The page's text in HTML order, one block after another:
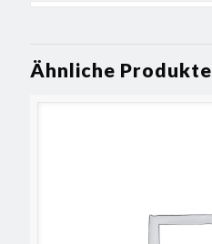
Ähnliche Produkte